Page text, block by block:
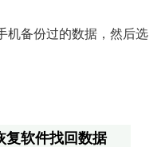
机备份过的数据，然后选
复软件找回数据